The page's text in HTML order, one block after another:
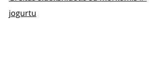
jogurtu